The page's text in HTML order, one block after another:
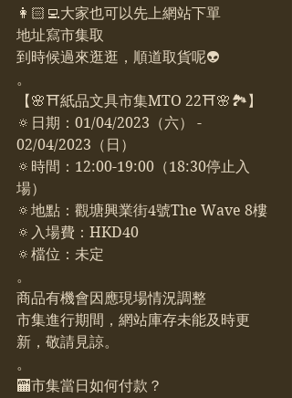
👩🏻‍💻大家也可以先上網站下單
地址寫市集取
到時候過來逛逛，順道取貨呢👽
。
【🌸⛩紙品文具市集MTO 22⛩🌸🏞】
🔅日期：01/04/2023（六） -
02/04/2023（日）
🔅時間：12:00-19:00（18:30停止入
場）
🔅地點：觀塘興業街4號The Wave 8樓
🔅入場費：HKD40
🔅檔位：未定
。
商品有機會因應現場情況調整
市集進行期間，網站庫存未能及時更
新，敬請見諒。
。
🏧市集當日如何付款？